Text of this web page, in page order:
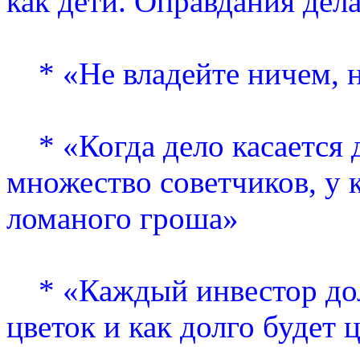
* «Не владейте ничем,
* «Когда дело касается
множество советчиков, у
ломаного гроша»
* «Каждый инвестор
цветок и как долго будет